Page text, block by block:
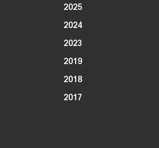
2025
2024
2023
2019
2018
2017